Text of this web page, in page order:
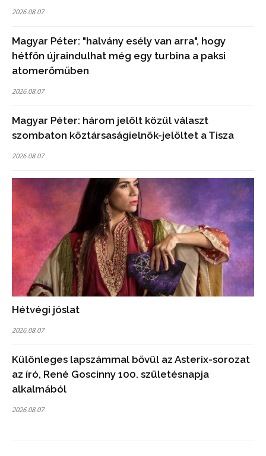
2026.08.07
Magyar Péter: "halvány esély van arra", hogy
hétfőn újraindulhat még egy turbina a paksi
atomerőműben
2026.08.07
Magyar Péter: három jelölt közül választ
szombaton köztársaságielnök-jelöltet a Tisza
2026.08.07
Hétvégi jóslat
2026.08.07
Különleges lapszámmal bővül az Asterix-sorozat
az író, René Goscinny 100. születésnapja
alkalmából
2026.08.07